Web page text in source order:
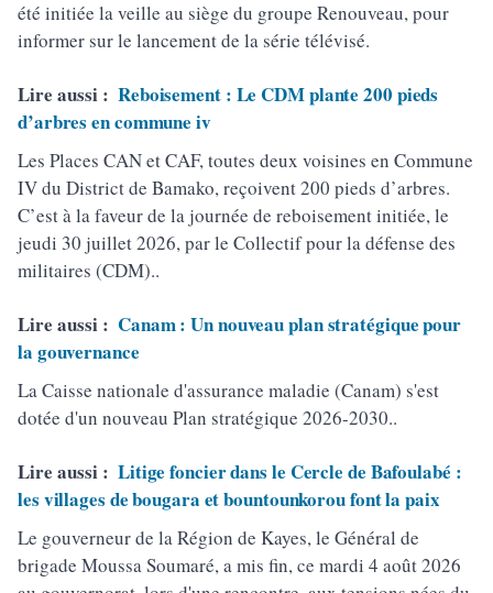
été initiée la veille au siège du groupe Renouveau, pour
informer sur le lancement de la série télévisé.
Lire aussi : Reboisement : Le CDM plante 200 pieds
d’arbres en commune iv
Les Places CAN et CAF, toutes deux voisines en Commune
IV du District de Bamako, reçoivent 200 pieds d’arbres.
C’est à la faveur de la journée de reboisement initiée, le
jeudi 30 juillet 2026, par le Collectif pour la défense des
militaires (CDM)..
Lire aussi : Canam : Un nouveau plan stratégique pour
la gouvernance
La Caisse nationale d'assurance maladie (Canam) s'est
dotée d'un nouveau Plan stratégique 2026-2030..
Lire aussi : Litige foncier dans le Cercle de Bafoulabé :
les villages de bougara et bountounkorou font la paix
Le gouverneur de la Région de Kayes, le Général de
brigade Moussa Soumaré, a mis fin, ce mardi 4 août 2026